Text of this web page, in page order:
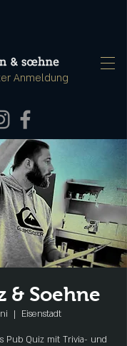
Anmeldung
& Soehne
  |
Eisenstadt
Pub Quiz mit Trivia- und